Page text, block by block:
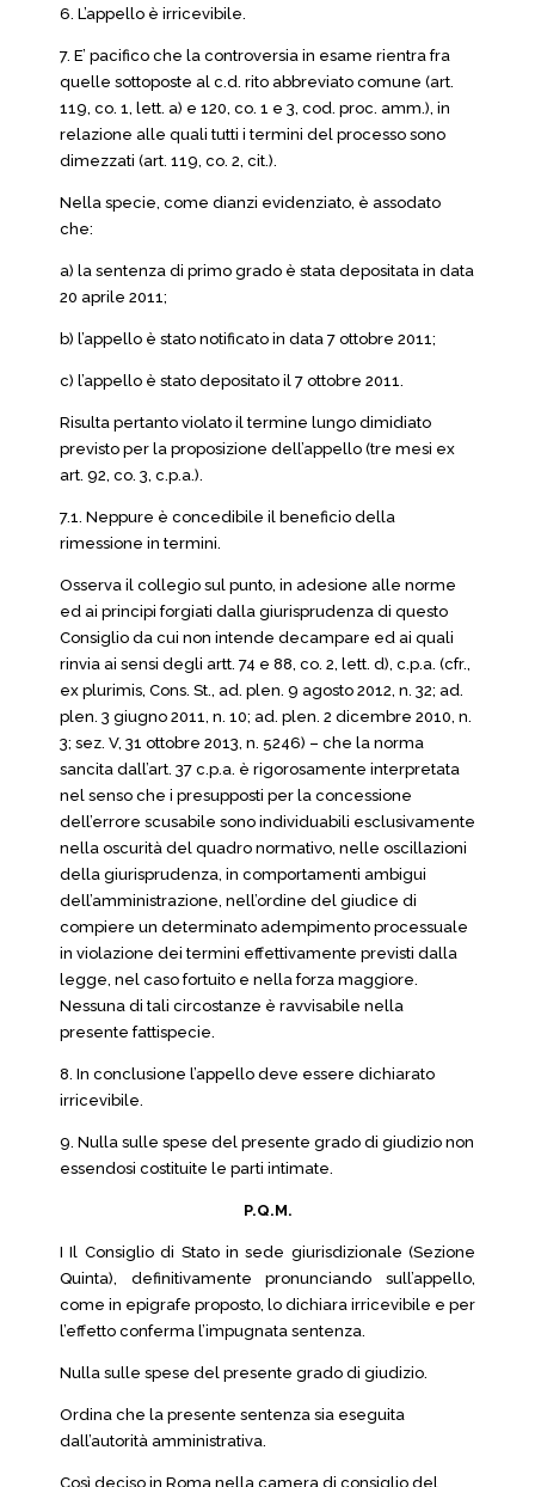
6. L’appello è irricevibile.
7. E’ pacifico che la controversia in esame rientra fra
quelle sottoposte al c.d. rito abbreviato comune (art.
119, co. 1, lett. a) e 120, co. 1 e 3, cod. proc. amm.), in
relazione alle quali tutti i termini del processo sono
dimezzati (art. 119, co. 2, cit.).
Nella specie, come dianzi evidenziato, è assodato
che:
a) la sentenza di primo grado è stata depositata in data
20 aprile 2011;
b) l’appello è stato notificato in data 7 ottobre 2011;
c) l’appello è stato depositato il 7 ottobre 2011.
Risulta pertanto violato il termine lungo dimidiato
previsto per la proposizione dell’appello (tre mesi ex
art. 92, co. 3, c.p.a.).
7.1. Neppure è concedibile il beneficio della
rimessione in termini.
Osserva il collegio sul punto, in adesione alle norme
ed ai principi forgiati dalla giurisprudenza di questo
Consiglio da cui non intende decampare ed ai quali
rinvia ai sensi degli artt. 74 e 88, co. 2, lett. d), c.p.a. (cfr.,
ex plurimis, Cons. St., ad. plen. 9 agosto 2012, n. 32; ad.
plen. 3 giugno 2011, n. 10; ad. plen. 2 dicembre 2010, n.
3; sez. V, 31 ottobre 2013, n. 5246) – che la norma
sancita dall’art. 37 c.p.a. è rigorosamente interpretata
nel senso che i presupposti per la concessione
dell’errore scusabile sono individuabili esclusivamente
nella oscurità del quadro normativo, nelle oscillazioni
della giurisprudenza, in comportamenti ambigui
dell’amministrazione, nell’ordine del giudice di
compiere un determinato adempimento processuale
in violazione dei termini effettivamente previsti dalla
legge, nel caso fortuito e nella forza maggiore.
Nessuna di tali circostanze è ravvisabile nella
presente fattispecie.
8. In conclusione l’appello deve essere dichiarato
irricevibile.
9. Nulla sulle spese del presente grado di giudizio non
essendosi costituite le parti intimate.
P.Q.M.
I Il Consiglio di Stato in sede giurisdizionale (Sezione
Quinta), definitivamente pronunciando sull’appello,
come in epigrafe proposto, lo dichiara irricevibile e per
l’effetto conferma l’impugnata sentenza.
Nulla sulle spese del presente grado di giudizio.
Ordina che la presente sentenza sia eseguita
dall’autorità amministrativa.
Così deciso in Roma nella camera di consiglio del